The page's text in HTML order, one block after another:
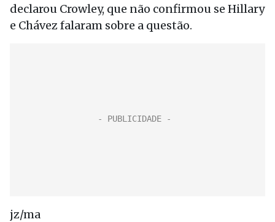
declarou Crowley, que não confirmou se Hillary
e Chávez falaram sobre a questão.
jz/ma